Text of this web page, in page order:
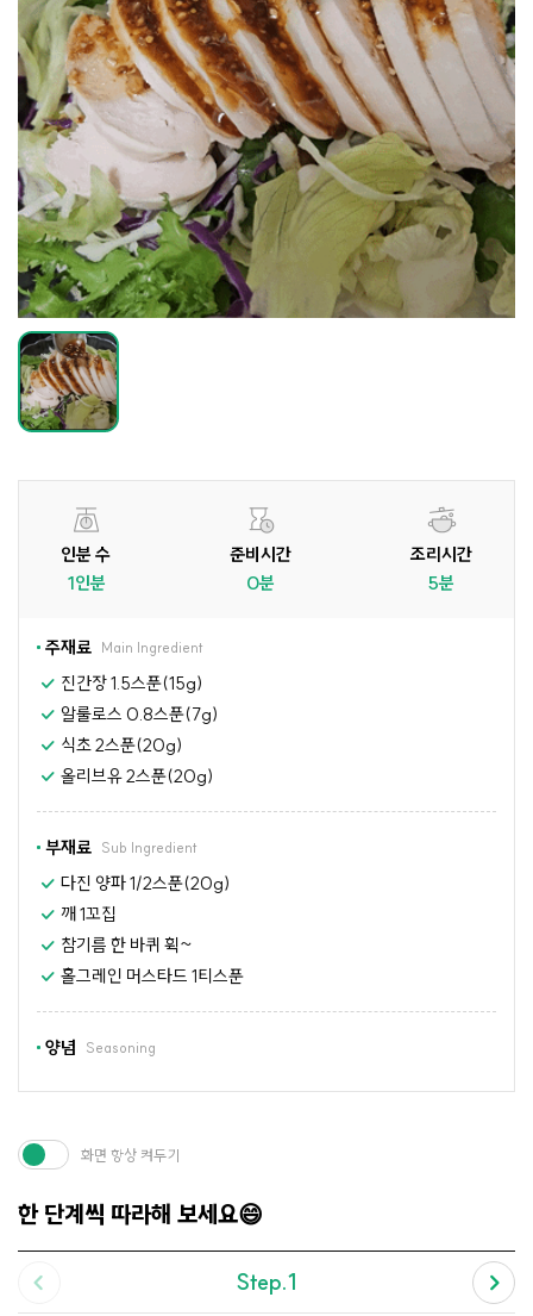
인분 수
1인분
준비시간
0분
조리시간
5분
주재료 Main Ingredient
진간장 1.5스푼(15g)
알룰로스 0.8스푼(7g)
식초 2스푼(20g)
올리브유 2스푼(20g)
부재료 Sub Ingredient
다진 양파 1/2스푼(20g)
깨 1꼬집
참기름 한 바퀴 휙~
홀그레인 머스타드 1티스푼
양념 Seasoning
한 단계씩 따라해 보세요😄
화면 항상 켜두기
Step.1